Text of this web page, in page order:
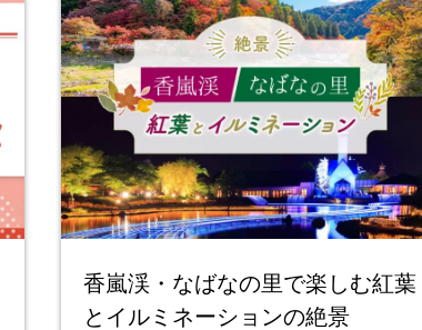
香嵐渓・なばなの里で楽しむ紅葉
とイルミネーションの絶景